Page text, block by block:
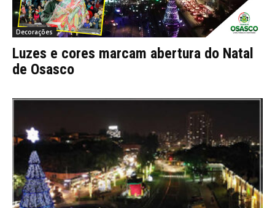
Decorações
Luzes e cores marcam abertura do Natal
de Osasco